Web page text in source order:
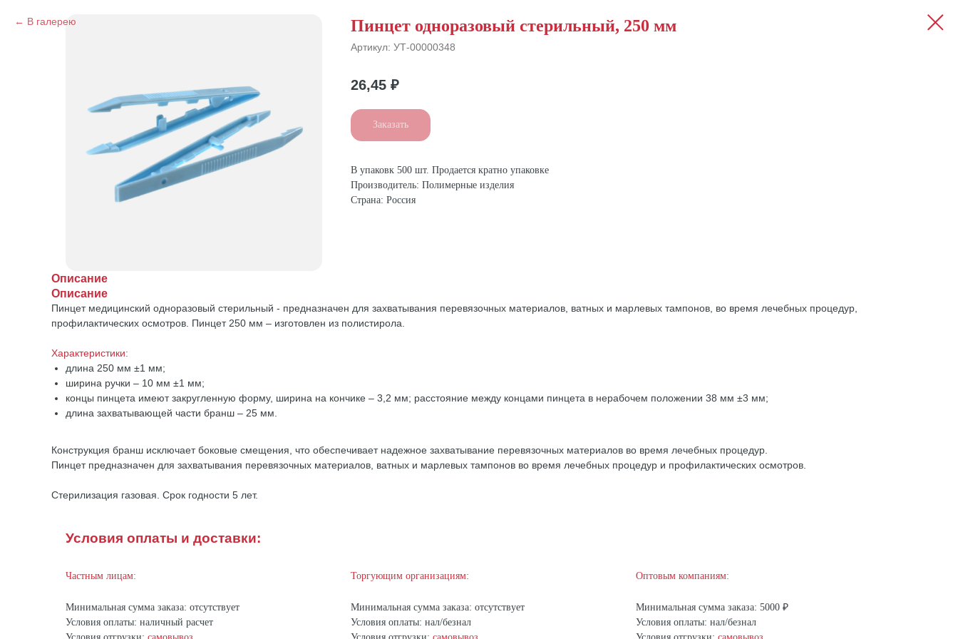
В галерею Пинцет одноразовый стерильный, 250 мм
Артикул: УТ-00000348
26,45 ₽
Заказать
В упаковк 500 шт. Продается кратно упаковке
Производитель: Полимерные изделия
Страна: Россия
Описание
Описание
Пинцет медицинский одноразовый стерильный - предназначен для захватывания перевязочных материалов, ватных и марлевых тампонов, во время лечебных процедур,
профилактических осмотров. Пинцет 250 мм – изготовлен из полистирола.
Характеристики:
длина 250 мм ±1 мм;
ширина ручки – 10 мм ±1 мм;
концы пинцета имеют закругленную форму, ширина на кончике – 3,2 мм; расстояние между концами пинцета в нерабочем положении 38 мм ±3 мм;
длина захватывающей части бранш – 25 мм.
Конструкция бранш исключает боковые смещения, что обеспечивает надежное захватывание перевязочных материалов во время лечебных процедур.
Пинцет предназначен для захватывания перевязочных материалов, ватных и марлевых тампонов во время лечебных процедур и профилактических осмотров.
Стерилизация газовая. Срок годности 5 лет.
Условия оплаты и доставки:
Частным лицам:
Минимальная сумма заказа: отсутствует
Условия оплаты: наличный расчет
Торгующим организациям:
Минимальная сумма заказа: отсутствует
Условия оплаты: нал/безнал
Оптовым компаниям:
Минимальная сумма заказа: 5000 ₽
Условия оплаты: нал/безнал